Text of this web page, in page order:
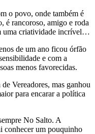
o povo, onde também é
é rancoroso, amigo e roda
uma criatividade incrível…
de um ano ficou órfão
e com a
menos favorecidas.
Vereadores, mas ganhou
para encarar a política
No Salto. A
conhecer um pouquinho